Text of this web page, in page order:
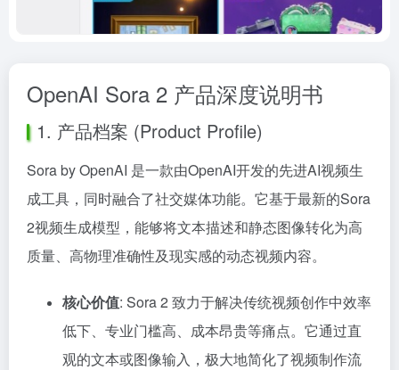
OpenAI Sora 2 产品深度说明书
1. 产品档案 (Product Profile)
Sora by OpenAI 是一款由OpenAI开发的先进AI视频生
成工具，同时融合了社交媒体功能。它基于最新的Sora
2视频生成模型，能够将文本描述和静态图像转化为高
质量、高物理准确性及现实感的动态视频内容。
核心价值: Sora 2 致力于解决传统视频创作中效率
低下、专业门槛高、成本昂贵等痛点。它通过直
观的文本或图像输入，极大地简化了视频制作流